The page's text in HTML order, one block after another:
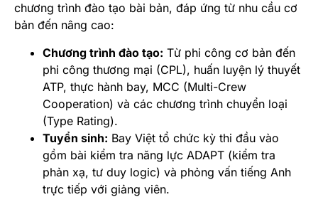
chương trình đào tạo bài bản, đáp ứng từ nhu cầu cơ
bản đến nâng cao:
Chương trình đào tạo: Từ phi công cơ bản đến
phi công thương mại (CPL), huấn luyện lý thuyết
ATP, thực hành bay, MCC (Multi-Crew
Cooperation) và các chương trình chuyển loại
(Type Rating).
Tuyển sinh: Bay Việt tổ chức kỳ thi đầu vào
gồm bài kiểm tra năng lực ADAPT (kiểm tra
phản xạ, tư duy logic) và phỏng vấn tiếng Anh
trực tiếp với giảng viên.